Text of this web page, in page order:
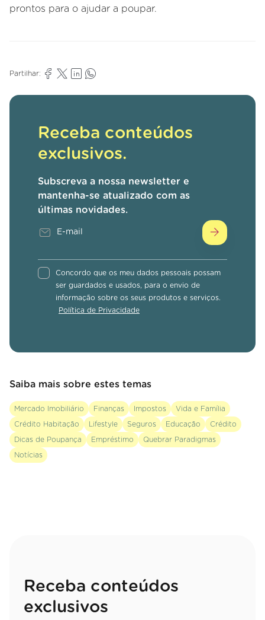
prontos para o ajudar a poupar.
Partilhar:
Receba conteúdos
exclusivos.
Subscreva a nossa newsletter e
mantenha-se atualizado com as
últimas novidades.
Concordo que os meu dados pessoais possam
ser guardados e usados, para o envio de
informação sobre os seus produtos e serviços.
Política de Privacidade
Saiba mais sobre estes temas
Mercado Imobiliário Finanças Impostos Vida e Família
Crédito Habitação Lifestyle Seguros Educação Crédito
Dicas de Poupança Empréstimo Quebrar Paradigmas
Notícias
Receba conteúdos
exclusivos